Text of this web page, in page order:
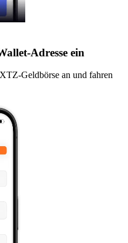
Adresse ein
Geldbörse an und fahren